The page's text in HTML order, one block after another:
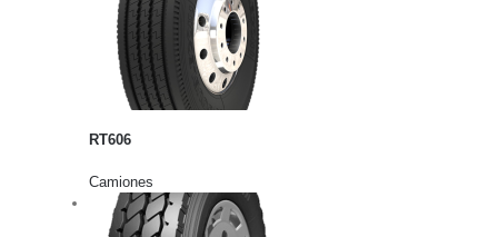
RT606
Camiones